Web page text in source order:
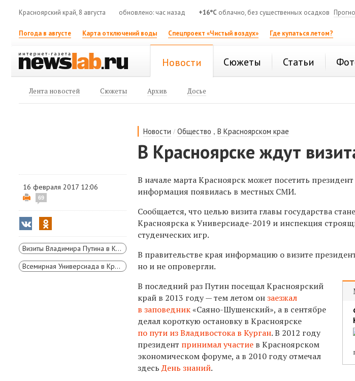
Красноярский край, 8 августа обновлено: час назад +16°C облачно, без существенных осадков
Погода в августе Карта отключений воды Спецпроект «Чистый воздух» Где купаться летом?
Новости Сюжеты Статьи
Лента новостей Сюжеты Архив Досье
Новости /Общество ,В Красноярском крае
В Красноярске ждут
16 февраля 2017 12:06
69
Визиты Владимира Путина в Красноярск
Всемирная Универсиада в Красноярске
В начале марта Красноярск может посетить
информация появилась в местных СМИ.
Сообщается, что целью визита главы государства
Красноярска к Универсиаде-2019 и инспекция
студенческих игр.
В правительстве края информацию о визите
но и не опровергли.
В последний раз Путин посещал Красноярский
край в 2013 году — тем летом онзаезжал
в заповедник«Саяно-Шушенский», а в сентябре
делал короткую остановку в Красноярске
по пути из Владивостока в Курган. В 2012 году
президент принимал участие в Красноярском
экономическом форуме, а в 2010 году отмечал
здесьДень знаний.